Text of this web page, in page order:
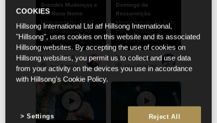
Grandes Mudanças e
Um Novo Nome
Mensagem do dia 07
de abril de 2024 no
campus Zona Sul.
Raphael Galante
Apr 7 2024
Domingo da
Ressurreição
Mensagem do dia 31 de
março de 2024 no
campus Zona Sul.
Rafael Bitencourt
Mar 31 2024
COOKIES
Hillsong International Ltd atf Hillsong International,
"Hillsong", uses cookies on this website and its associated
Hillsong websites. By accepting the use of cookies on
Hillsong websites, you permit us to collect and use data
from your activity on the devices you use in accordance
with Hillsong's Cookie Policy.
Reject All
Settings